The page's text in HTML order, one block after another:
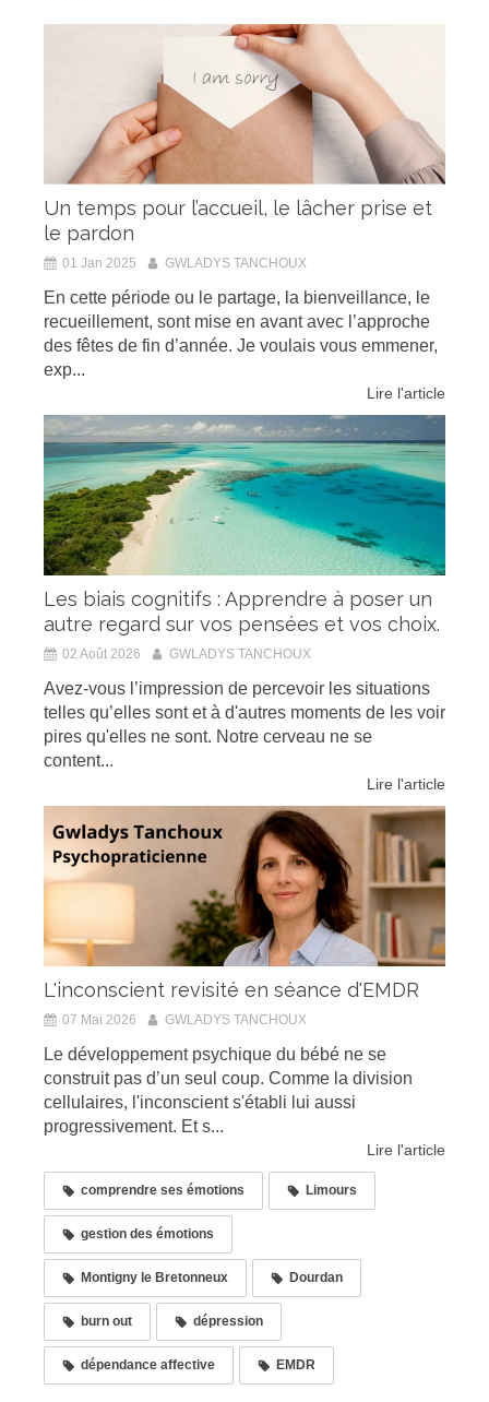
Un temps pour l’accueil, le lâcher prise et
le pardon
01 Jan 2025 GWLADYS TANCHOUX
En cette période ou le partage, la bienveillance, le
recueillement, sont mise en avant avec l’approche
des fêtes de fin d’année. Je voulais vous emmener,
exp...
Lire l'article
Les biais cognitifs : Apprendre à poser un
autre regard sur vos pensées et vos choix.
02 Août 2026 GWLADYS TANCHOUX
Avez-vous l’impression de percevoir les situations
telles qu’elles sont et à d'autres moments de les voir
pires qu'elles ne sont. Notre cerveau ne se
content...
Lire l'article
L'inconscient revisité en séance d'EMDR
07 Mai 2026 GWLADYS TANCHOUX
Le développement psychique du bébé ne se
construit pas d’un seul coup. Comme la division
cellulaires, l'inconscient s'établi lui aussi
progressivement. Et s...
Lire l'article
comprendre ses émotions Limours
gestion des émotions
Montigny le Bretonneux Dourdan
burn out dépression
dépendance affective EMDR